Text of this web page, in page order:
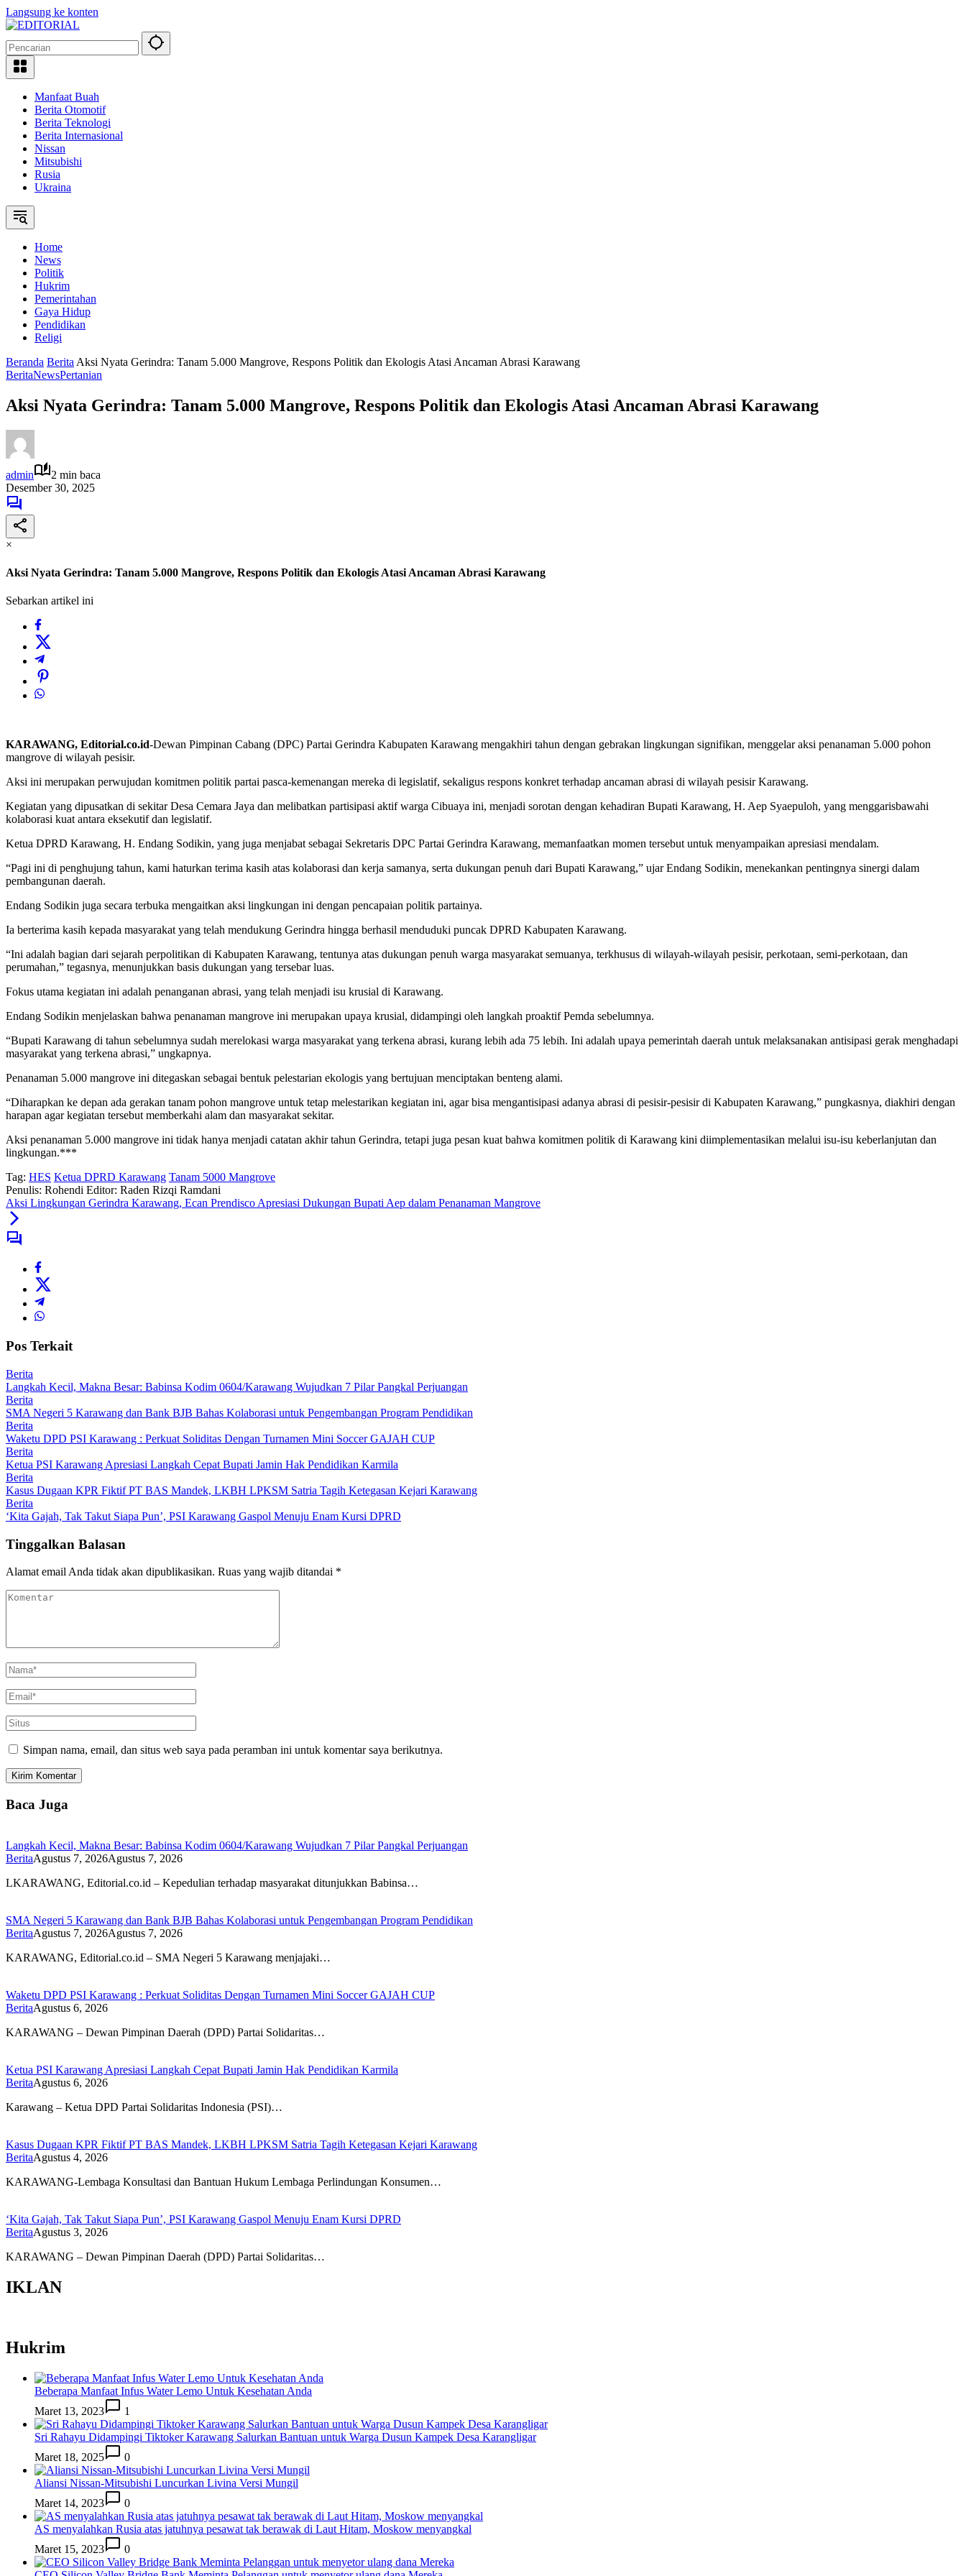
Langsung ke konten
Manfaat Buah
Berita Otomotif
Berita Teknologi
Berita Internasional
Nissan
Mitsubishi
Rusia
Ukraina
Home
News
Politik
Hukrim
Pemerintahan
Gaya Hidup
Pendidikan
Religi
Beranda Berita Aksi Nyata Gerindra: Tanam 5.000 Mangrove, Respons Politik dan Ekologis Atasi Ancaman Abrasi Karawang
BeritaNewsPertanian
Aksi Nyata Gerindra: Tanam 5.000 Mangrove, Respons Politik dan Ekologis Atasi Ancaman Abrasi Karawang
admin
2 min baca
Desember 30, 2025
×
Aksi Nyata Gerindra: Tanam 5.000 Mangrove, Respons Politik dan Ekologis Atasi Ancaman Abrasi Karawang
Sebarkan artikel ini
KARAWANG, Editorial.co.id-Dewan Pimpinan Cabang (DPC) Partai Gerindra Kabupaten Karawang mengakhiri tahun dengan gebrakan lingkungan signifikan, menggelar aksi penanaman 5.000 pohon
mangrove di wilayah pesisir.
Aksi ini merupakan perwujudan komitmen politik partai pasca-kemenangan mereka di legislatif, sekaligus respons konkret terhadap ancaman abrasi di wilayah pesisir Karawang.
Kegiatan yang dipusatkan di sekitar Desa Cemara Jaya dan melibatkan partisipasi aktif warga Cibuaya ini, menjadi sorotan dengan kehadiran Bupati Karawang, H. Aep Syaepuloh, yang menggarisbawahi
kolaborasi kuat antara eksekutif dan legislatif.
Ketua DPRD Karawang, H. Endang Sodikin, yang juga menjabat sebagai Sekretaris DPC Partai Gerindra Karawang, memanfaatkan momen tersebut untuk menyampaikan apresiasi mendalam.
“Pagi ini di penghujung tahun, kami haturkan terima kasih atas kolaborasi dan kerja samanya, serta dukungan penuh dari Bupati Karawang,” ujar Endang Sodikin, menekankan pentingnya sinergi dalam
pembangunan daerah.
Endang Sodikin juga secara terbuka mengaitkan aksi lingkungan ini dengan pencapaian politik partainya.
Ia berterima kasih kepada masyarakat yang telah mendukung Gerindra hingga berhasil menduduki puncak DPRD Kabupaten Karawang.
“Ini adalah bagian dari sejarah perpolitikan di Kabupaten Karawang, tentunya atas dukungan penuh warga masyarakat semuanya, terkhusus di wilayah-wilayah pesisir, perkotaan, semi-perkotaan, dan
perumahan,” tegasnya, menunjukkan basis dukungan yang tersebar luas.
Fokus utama kegiatan ini adalah penanganan abrasi, yang telah menjadi isu krusial di Karawang.
Endang Sodikin menjelaskan bahwa penanaman mangrove ini merupakan upaya krusial, didampingi oleh langkah proaktif Pemda sebelumnya.
“Bupati Karawang di tahun sebelumnya sudah merelokasi warga masyarakat yang terkena abrasi, kurang lebih ada 75 lebih. Ini adalah upaya pemerintah daerah untuk melaksanakan antisipasi gerak menghadapi
masyarakat yang terkena abrasi,” ungkapnya.
Penanaman 5.000 mangrove ini ditegaskan sebagai bentuk pelestarian ekologis yang bertujuan menciptakan benteng alami.
“Diharapkan ke depan ada gerakan tanam pohon mangrove untuk tetap melestarikan kegiatan ini, agar bisa mengantisipasi adanya abrasi di pesisir-pesisir di Kabupaten Karawang,” pungkasnya, diakhiri dengan
harapan agar kegiatan tersebut memberkahi alam dan masyarakat sekitar.
Aksi penanaman 5.000 mangrove ini tidak hanya menjadi catatan akhir tahun Gerindra, tetapi juga pesan kuat bahwa komitmen politik di Karawang kini diimplementasikan melalui isu-isu keberlanjutan dan
lingkungan.***
Tag: HES Ketua DPRD Karawang Tanam 5000 Mangrove
Penulis: Rohendi Editor: Raden Rizqi Ramdani
Aksi Lingkungan Gerindra Karawang, Ecan Prendisco Apresiasi Dukungan Bupati Aep dalam Penanaman Mangrove
Pos Terkait
Berita
Langkah Kecil, Makna Besar: Babinsa Kodim 0604/Karawang Wujudkan 7 Pilar Pangkal Perjuangan
Berita
SMA Negeri 5 Karawang dan Bank BJB Bahas Kolaborasi untuk Pengembangan Program Pendidikan
Berita
Waketu DPD PSI Karawang : Perkuat Soliditas Dengan Turnamen Mini Soccer GAJAH CUP
Berita
Ketua PSI Karawang Apresiasi Langkah Cepat Bupati Jamin Hak Pendidikan Karmila
Berita
Kasus Dugaan KPR Fiktif PT BAS Mandek, LKBH LPKSM Satria Tagih Ketegasan Kejari Karawang
Berita
‘Kita Gajah, Tak Takut Siapa Pun’, PSI Karawang Gaspol Menuju Enam Kursi DPRD
Tinggalkan Balasan
Alamat email Anda tidak akan dipublikasikan. Ruas yang wajib ditandai *
Simpan nama, email, dan situs web saya pada peramban ini untuk komentar saya berikutnya.
Baca Juga
Langkah Kecil, Makna Besar: Babinsa Kodim 0604/Karawang Wujudkan 7 Pilar Pangkal Perjuangan
BeritaAgustus 7, 2026Agustus 7, 2026
LKARAWANG, Editorial.co.id – Kepedulian terhadap masyarakat ditunjukkan Babinsa…
SMA Negeri 5 Karawang dan Bank BJB Bahas Kolaborasi untuk Pengembangan Program Pendidikan
BeritaAgustus 7, 2026Agustus 7, 2026
KARAWANG, Editorial.co.id – SMA Negeri 5 Karawang menjajaki…
Waketu DPD PSI Karawang : Perkuat Soliditas Dengan Turnamen Mini Soccer GAJAH CUP
BeritaAgustus 6, 2026
KARAWANG – Dewan Pimpinan Daerah (DPD) Partai Solidaritas…
Ketua PSI Karawang Apresiasi Langkah Cepat Bupati Jamin Hak Pendidikan Karmila
BeritaAgustus 6, 2026
Karawang – Ketua DPD Partai Solidaritas Indonesia (PSI)…
Kasus Dugaan KPR Fiktif PT BAS Mandek, LKBH LPKSM Satria Tagih Ketegasan Kejari Karawang
BeritaAgustus 4, 2026
KARAWANG-Lembaga Konsultasi dan Bantuan Hukum Lembaga Perlindungan Konsumen…
‘Kita Gajah, Tak Takut Siapa Pun’, PSI Karawang Gaspol Menuju Enam Kursi DPRD
BeritaAgustus 3, 2026
KARAWANG – Dewan Pimpinan Daerah (DPD) Partai Solidaritas…
IKLAN
Hukrim
Beberapa Manfaat Infus Water Lemo Untuk Kesehatan Anda
Maret 13, 2023
1
Sri Rahayu Didampingi Tiktoker Karawang Salurkan Bantuan untuk Warga Dusun Kampek Desa Karangligar
Maret 18, 2025
0
Aliansi Nissan-Mitsubishi Luncurkan Livina Versi Mungil
Maret 14, 2023
0
AS menyalahkan Rusia atas jatuhnya pesawat tak berawak di Laut Hitam, Moskow menyangkal
Maret 15, 2023
0